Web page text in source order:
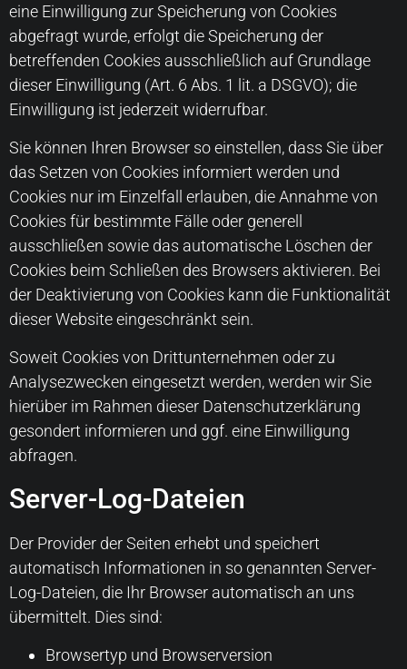
eine Einwilligung zur Speicherung von Cookies
abgefragt wurde, erfolgt die Speicherung der
betreffenden Cookies ausschließlich auf Grundlage
dieser Einwilligung (Art. 6 Abs. 1 lit. a DSGVO); die
Einwilligung ist jederzeit widerrufbar.
Sie können Ihren Browser so einstellen, dass Sie über
das Setzen von Cookies informiert werden und
Cookies nur im Einzelfall erlauben, die Annahme von
Cookies für bestimmte Fälle oder generell
ausschließen sowie das automatische Löschen der
Cookies beim Schließen des Browsers aktivieren. Bei
der Deaktivierung von Cookies kann die Funktionalität
dieser Website eingeschränkt sein.
Soweit Cookies von Drittunternehmen oder zu
Analysezwecken eingesetzt werden, werden wir Sie
hierüber im Rahmen dieser Datenschutzerklärung
gesondert informieren und ggf. eine Einwilligung
abfragen.
Server-Log-Dateien
Der Provider der Seiten erhebt und speichert
automatisch Informationen in so genannten Server-
Log-Dateien, die Ihr Browser automatisch an uns
übermittelt. Dies sind:
Browsertyp und Browserversion